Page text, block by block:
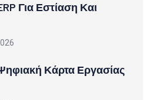
Για Εστίαση Και
Κάρτα Εργασίας